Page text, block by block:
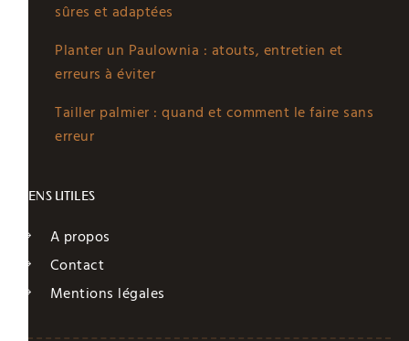
sûres et adaptées
Planter un Paulownia : atouts, entretien et
erreurs à éviter
Tailler palmier : quand et comment le faire sans
erreur
LIENS UTILES
A propos
Contact
Mentions légales